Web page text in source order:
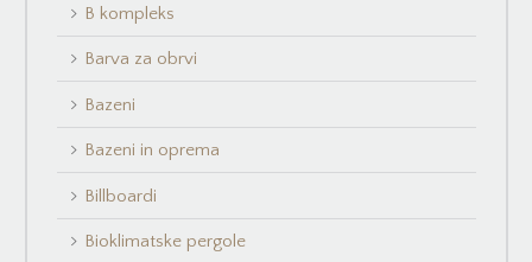
B kompleks
Barva za obrvi
Bazeni
Bazeni in oprema
Billboardi
Bioklimatske pergole